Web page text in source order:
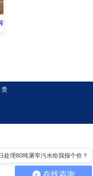
贵
在线咨询
处理80吨屠宰污水给我报个价？